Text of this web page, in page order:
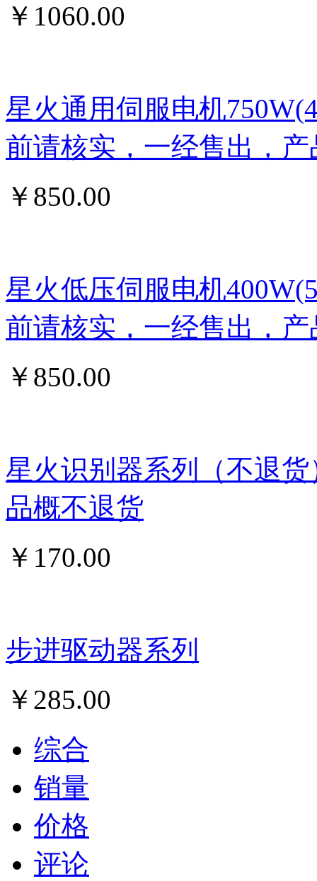
￥ 1060.00
星火通用伺服电机
前请核实，一经售出，
￥ 850.00
星火低压伺服电机
前请核实，一经售出，
￥ 850.00
星火识别器系列（不退
品概不退货
￥ 170.00
步进驱动器系列
￥ 285.00
综合
销量
价格
评论